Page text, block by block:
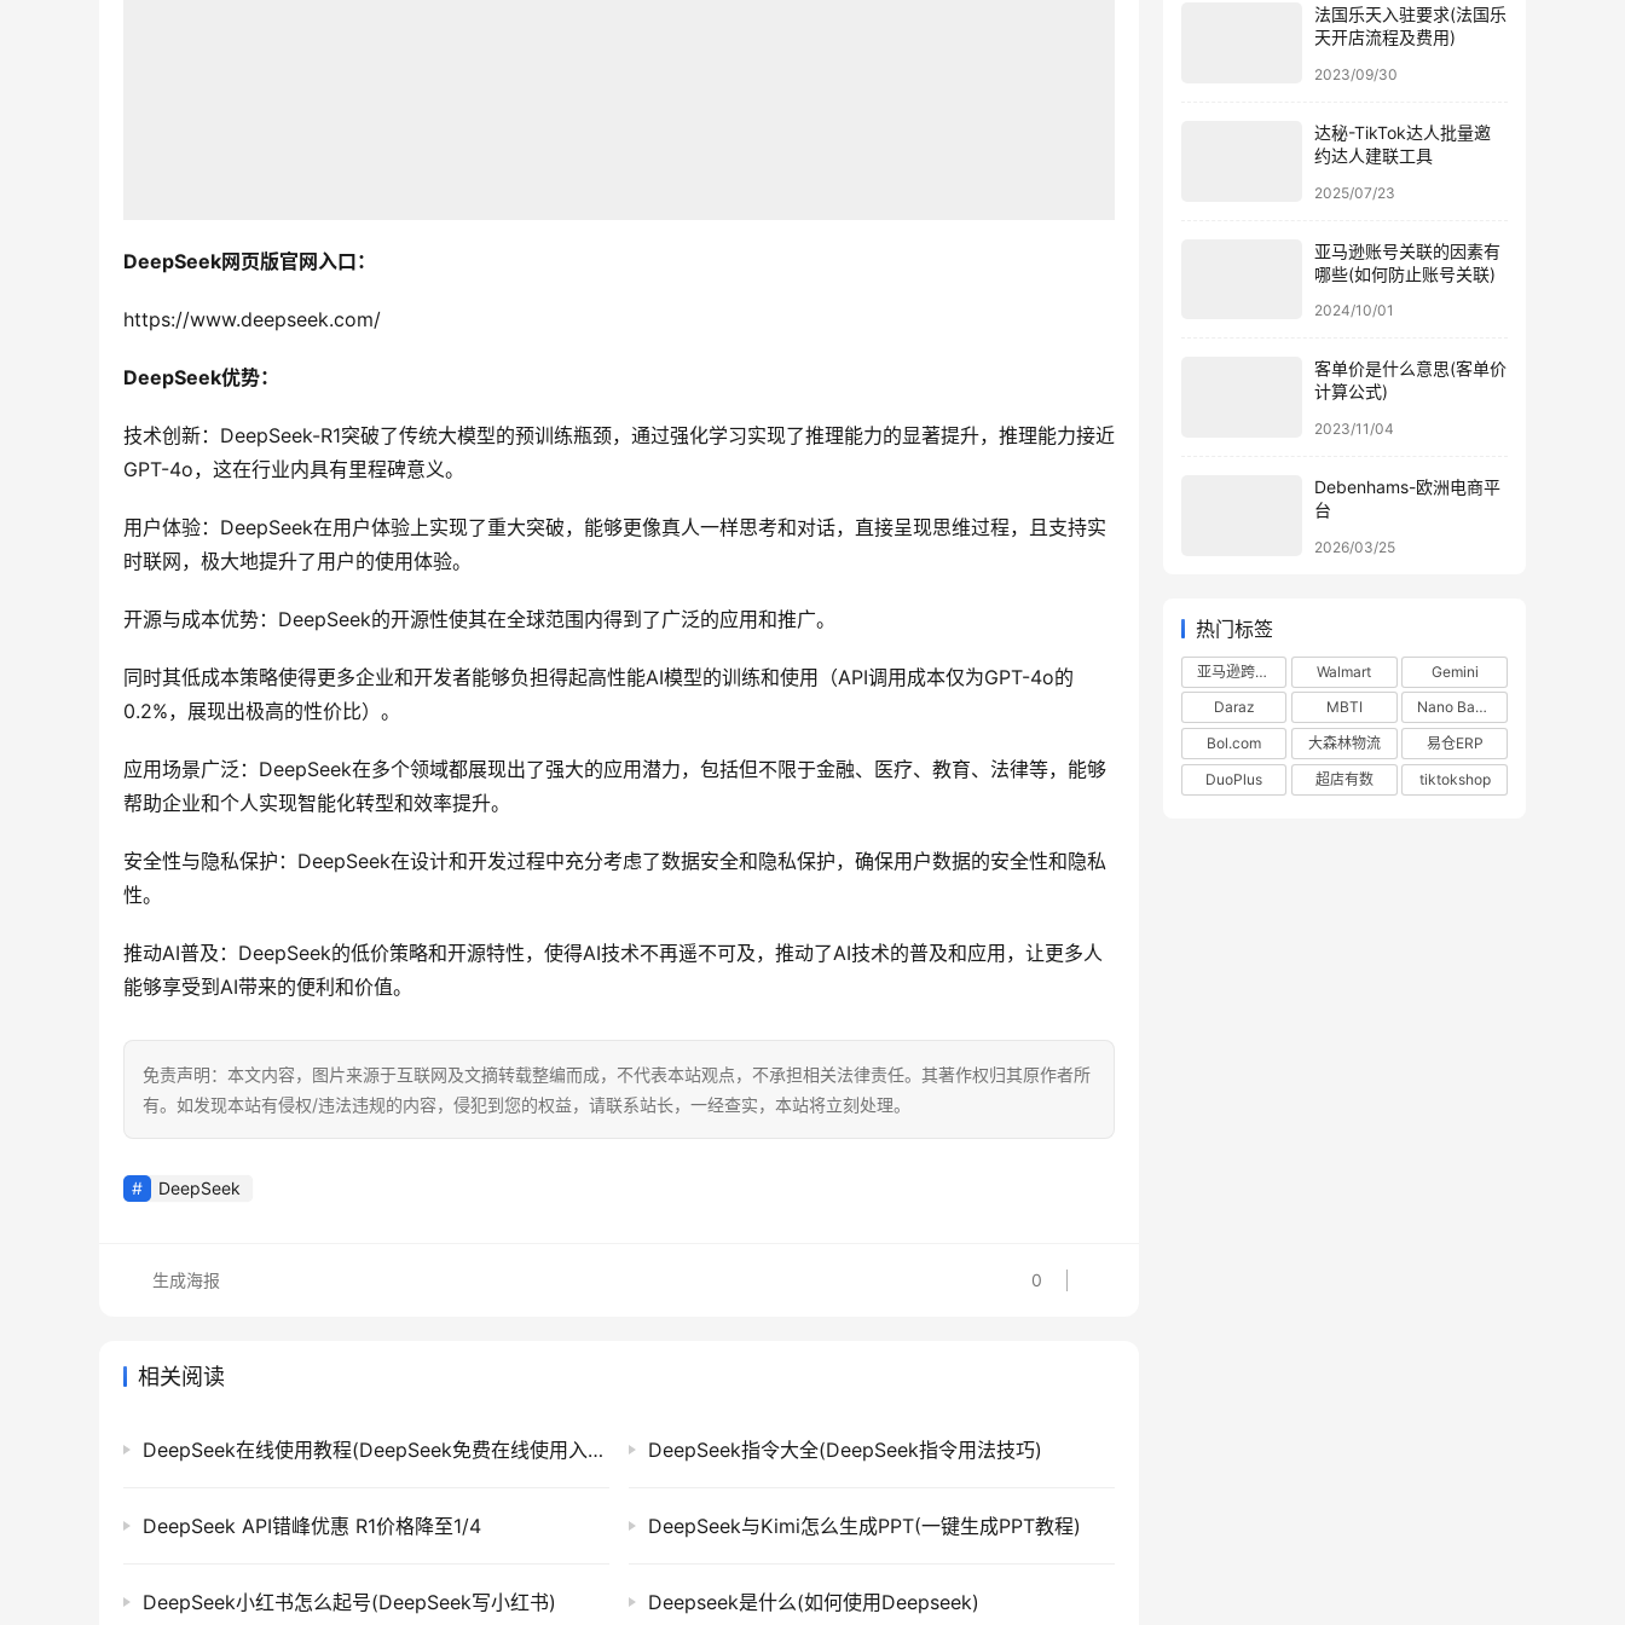
DeepSeek网页版官网入口：
https://www.deepseek.com/
DeepSeek优势：
技术创新：DeepSeek-R1突破了传统大模型的预训练瓶颈，通过强化学习实现了推理能力的显著提升，推理能力接近
GPT-4o，这在行业内具有里程碑意义。
用户体验：DeepSeek在用户体验上实现了重大突破，能够更像真人一样思考和对话，直接呈现思维过程，且支持实
时联网，极大地提升了用户的使用体验。
开源与成本优势：DeepSeek的开源性使其在全球范围内得到了广泛的应用和推广。
同时其低成本策略使得更多企业和开发者能够负担得起高性能AI模型的训练和使用（API调用成本仅为GPT-4o的
0.2%，展现出极高的性价比）。
应用场景广泛：DeepSeek在多个领域都展现出了强大的应用潜力，包括但不限于金融、医疗、教育、法律等，能够
帮助企业和个人实现智能化转型和效率提升。
安全性与隐私保护：DeepSeek在设计和开发过程中充分考虑了数据安全和隐私保护，确保用户数据的安全性和隐私
性。
推动AI普及：DeepSeek的低价策略和开源特性，使得AI技术不再遥不可及，推动了AI技术的普及和应用，让更多人
能够享受到AI带来的便利和价值。
免责声明：本文内容，图片来源于互联网及文摘转载整编而成，不代表本站观点，不承担相关法律责任。其著作权归其原作者所
有。如发现本站有侵权/违法违规的内容，侵犯到您的权益，请联系站长，一经查实，本站将立刻处理。
DeepSeek
0
生成海报
相关阅读
DeepSeek在线使用教程(DeepSeek免费在线使用入口) DeepSeek指令大全(DeepSeek指令用法技巧)
DeepSeek API错峰优惠 R1价格降至1/4 DeepSeek与Kimi怎么生成PPT(一键生成PPT教程)
DeepSeek小红书怎么起号(DeepSeek写小红书) Deepseek是什么(如何使用Deepseek)
法国乐天入驻要求(法国乐
天开店流程及费用)
2023/09/30
达秘-TikTok达人批量邀
约达人建联工具
2025/07/23
亚马逊账号关联的因素有
哪些(如何防止账号关联)
2024/10/01
客单价是什么意思(客单价
计算公式)
2023/11/04
Debenhams-欧洲电商平
台
2026/03/25
热门标签
亚马逊跨境电商 Walmart
Gemini
Daraz
MBTI
Nano Banana
Bol.com
大森林物流
易仓ERP
DuoPlus
超店有数 tiktokshop